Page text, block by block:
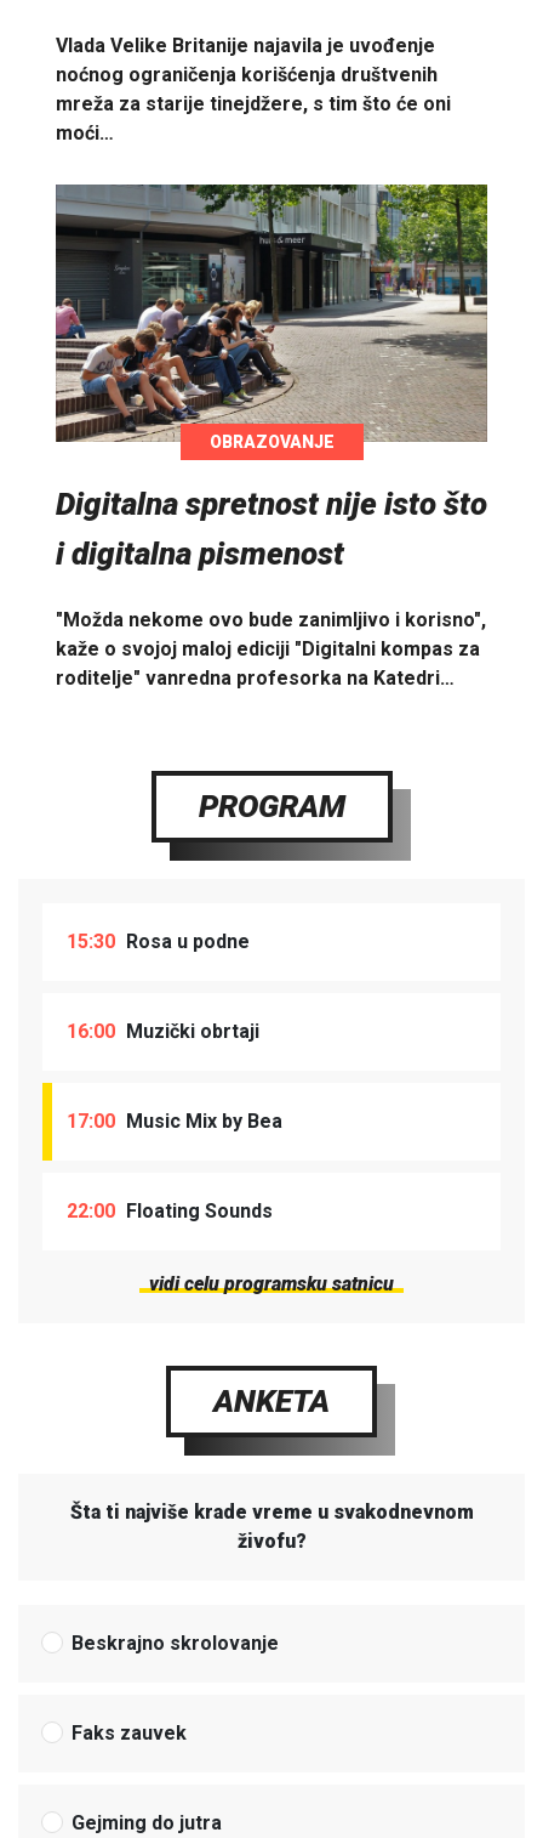
Vlada Velike Britanije najavila je uvođenje
noćnog ograničenja korišćenja društvenih
mreža za starije tinejdžere, s tim što će oni
moći…
OBRAZOVANJE
Digitalna spretnost nije isto što
i digitalna pismenost
"Možda nekome ovo bude zanimljivo i korisno",
kaže o svojoj maloj ediciji "Digitalni kompas za
roditelje" vanredna profesorka na Katedri…
PROGRAM
15:30 Rosa u podne
16:00 Muzički obrtaji
17:00 Music Mix by Bea
22:00 Floating Sounds
vidi celu programsku satnicu
ANKETA
Šta ti najviše krade vreme u svakodnevnom
živofu?
Beskrajno skrolovanje
Faks zauvek
Gejming do jutra